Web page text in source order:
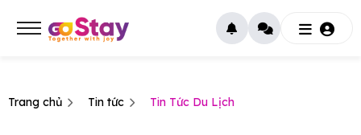
Trang chủ Tin tức Tin Tức Du Lịch